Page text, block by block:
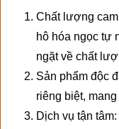
Chất lượng
hô hóa ngọc tự
ngặt về chất
Sản phẩm độc
riêng biệt,
Dịch vụ tận